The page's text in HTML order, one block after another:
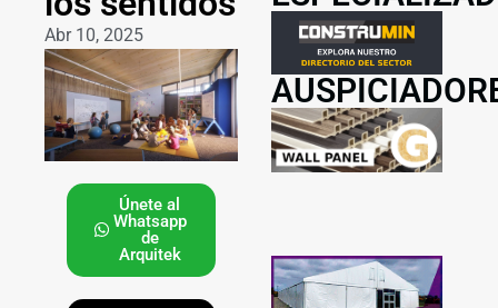
Abr 10, 2025
Únete al
Whatsapp
de
Arquitek